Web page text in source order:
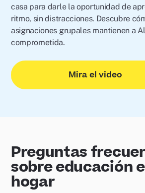
casa para darle la oportunidad de
ritmo, sin distracciones. Descubre
asignaciones grupales mantienen a
comprometida.
Mira el video
Preguntas
sobre educación
hogar